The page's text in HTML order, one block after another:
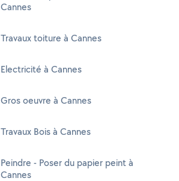
Cannes
Travaux toiture à Cannes
Electricité à Cannes
Gros oeuvre à Cannes
Travaux Bois à Cannes
Peindre - Poser du papier peint à
Cannes